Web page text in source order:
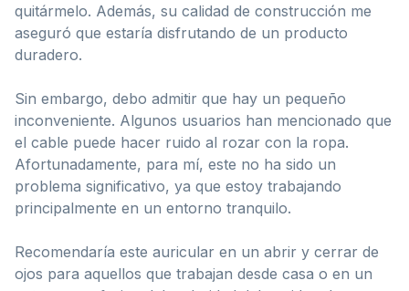
quitármelo. Además, su calidad de construcción me
aseguró que estaría disfrutando de un producto
duradero.
Sin embargo, debo admitir que hay un pequeño
inconveniente. Algunos usuarios han mencionado que
el cable puede hacer ruido al rozar con la ropa.
Afortunadamente, para mí, este no ha sido un
problema significativo, ya que estoy trabajando
principalmente en un entorno tranquilo.
Recomendaría este auricular en un abrir y cerrar de
ojos para aquellos que trabajan desde casa o en un